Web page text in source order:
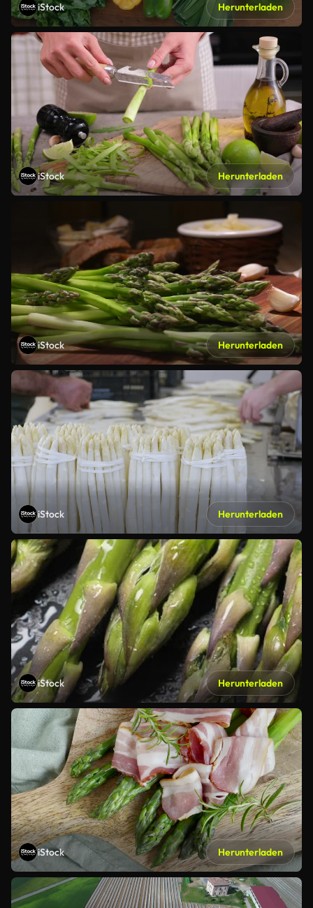
iStock Herunterladen
iStock Herunterladen
iStock Herunterladen
iStock Herunterladen
iStock Herunterladen
iStock Herunterladen